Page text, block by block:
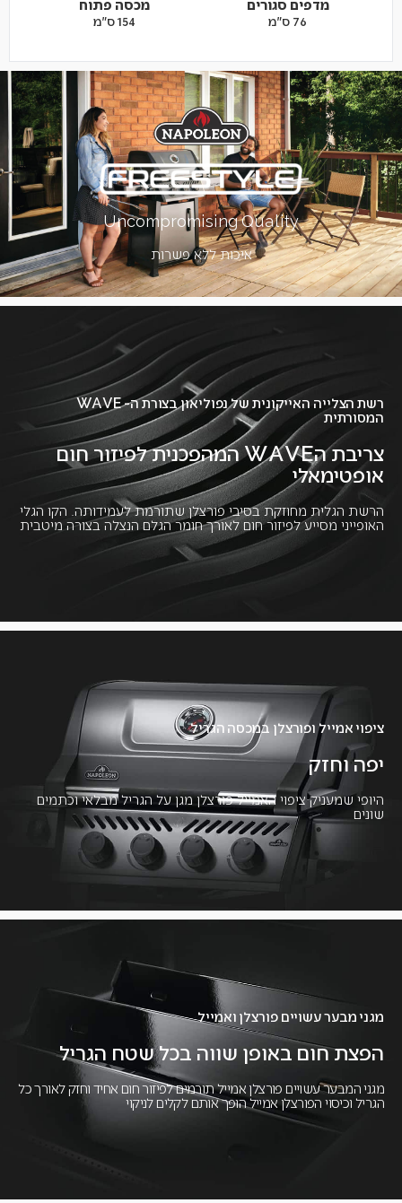
מכסה פתוח
154 ס"מ
מדפים סגורים
76 ס"מ
Uncompromising Quality
איכות ללא פשרות
רשת הצלייה האייקונית של נפוליאון בצורת ה- WAVE
המסורתית
צריבת הWAVE המהפכנית לפיזור חום
אופטימאלי
הרשת הגלית מחוזקת בסיבי פורצלן שתורמת לעמידותה. הקו הגלי
האופייני מסייע לפיזור חום לאורך חומר הגלם הנצלה בצורה מיטבית​
ציפוי אמייל ופורצלן במכסה הגריל
יפה וחזק
היופי שמעניק ציפוי האמייל פורצלן מגן על הגריל מבלאי וכתמים
שונים
מגני מבער עשויים פורצלן ואמייל
הפצת חום באופן שווה בכל שטח הגריל
מגני המבער עשויים פורצלן אמייל תורמים לפיזור חום אחיד וחזק לאורך כל
הגריל וכיסוי הפורצלן אמייל הופך אותם לקלים לניקוי​